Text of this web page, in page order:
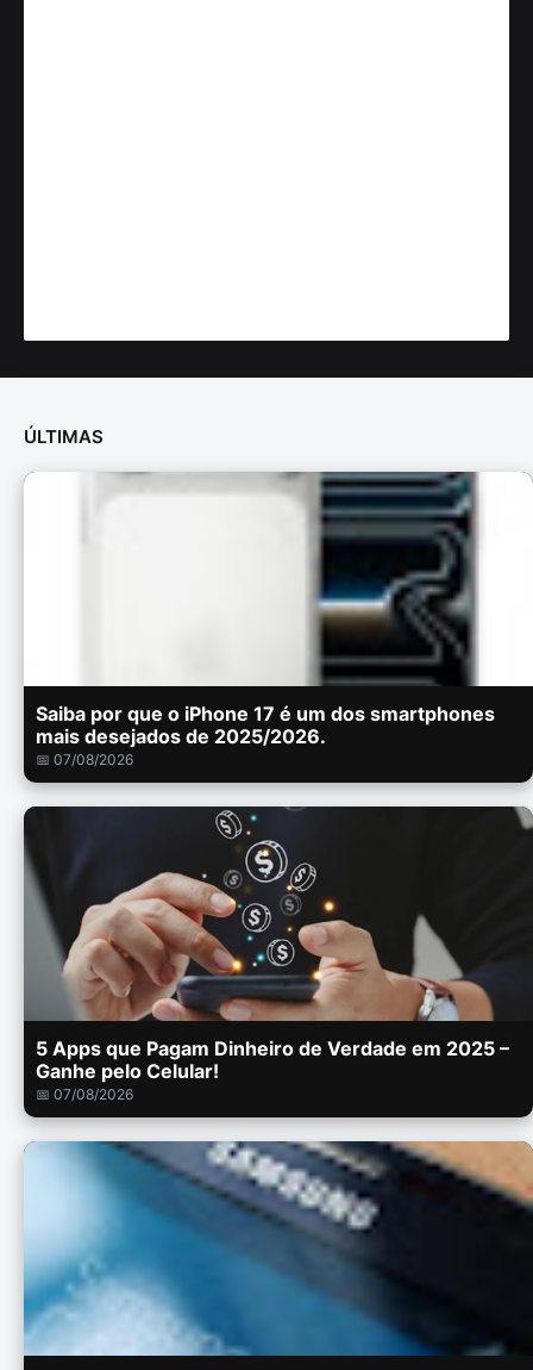
ÚLTIMAS
Saiba por que o iPhone 17 é um dos smartphones
mais desejados de 2025/2026.
📅 07/08/2026
5 Apps que Pagam Dinheiro de Verdade em 2025 –
Ganhe pelo Celular!
📅 07/08/2026